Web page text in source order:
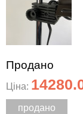
Продано
Ціна:
продано